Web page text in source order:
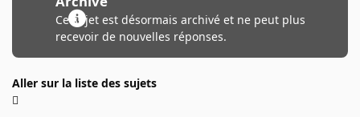
Ce sujet est désormais archivé et ne peut plus
recevoir de nouvelles réponses.
Aller sur la liste des sujets